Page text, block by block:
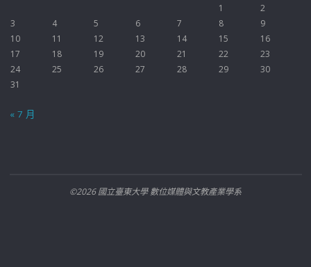
1
2
3
4 5 6 7 8
9
10
11 12 13 14 15
16
17
18 19 20 21 22
23
24
25 26 27 28 29
30
31
« 7 月
©2026 國立臺東大學 數位媒體與文教產業學系